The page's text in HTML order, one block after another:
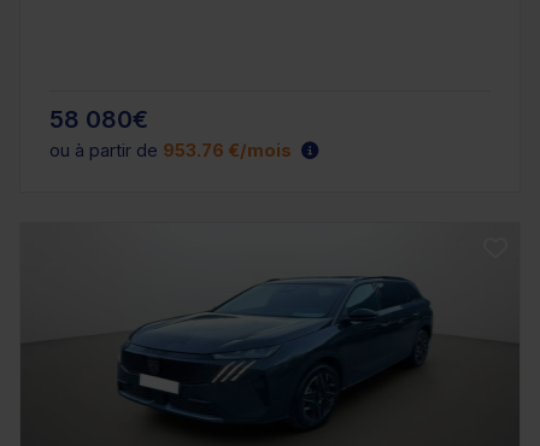
58 080€
ou à partir de 953.76 €/mois